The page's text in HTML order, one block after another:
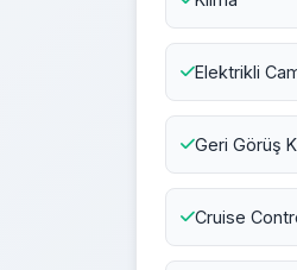
Elektrikli
Geri Görüş
Cruise